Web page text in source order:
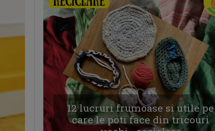
12 lucruri frumoase si utile pe
care le poti face din tricouri